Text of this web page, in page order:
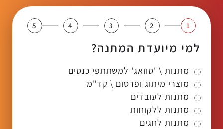
1
2
3
4
5
למי מיועדת המתנה?
מתנות \ 'סוואג' למשתתפי כנסים
מוצרי מיתוג ופרסום \ קד"מ
מתנות לעובדים
מתנות ללקוחות
מתנות לחגים